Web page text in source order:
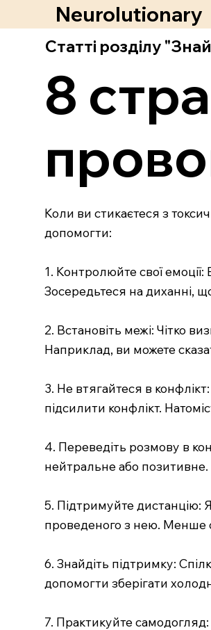
Neurolutionary
Статті розділу
8
Коли ви стикаєтеся з
допомогти:
1. Контролюйте свої емоції:
Зосередьтеся на диханні,
2. Встановіть межі: Чітко
Наприклад, ви можете
3. Не втягайтеся в
підсилити конфлікт.
4. Переведіть розмову в
нейтральне або позитивне.
5. Підтримуйте
проведеного з нею. Менше
6. Знайдіть підтримку:
допомогти зберігати
7. Практикуйте